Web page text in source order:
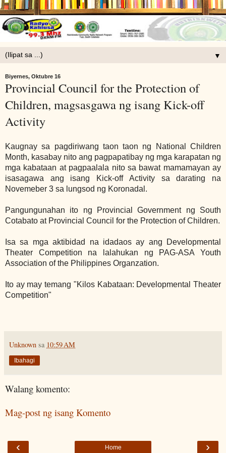
▼
Biyernes, Oktubre 16
Provincial Council for the Protection of
Children, magsasgawa ng isang Kick-off
Activity
Kaugnay sa pagdiriwang taon taon ng National Children
Month, kasabay nito ang pagpapatibay ng mga karapatan ng
mga kabataan at pagpaalala nito sa bawat mamamayan ay
isasagawa ang isang Kick-off Activity sa darating na
Novemeber 3 sa lungsod ng Koronadal.
Pangungunahan ito ng Provincial Government ng South
Cotabato at Provincial Council for the Protection of Children.
Isa sa mga aktibidad na idadaos ay ang Developmental
Theater Competition na lalahukan ng PAG-ASA Youth
Association of the Philippines Organzation.
Ito ay may temang "Kilos Kabataan: Developmental Theater
Competition"
Unknown sa 10:59 AM
Ibahagi
Walang komento:
Mag-post ng isang Komento
‹ ›
Home